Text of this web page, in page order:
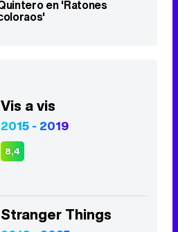
Vis a vis
Stranger Things
2016 - 2025
8,3
Juego de Tronos